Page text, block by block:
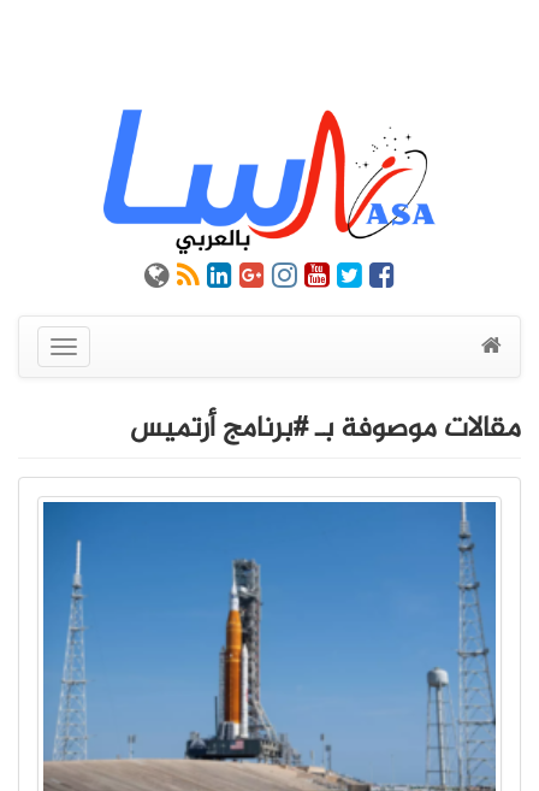
عرض
القائمة
مقالات موصوفة بـ #برنامج أرتميس